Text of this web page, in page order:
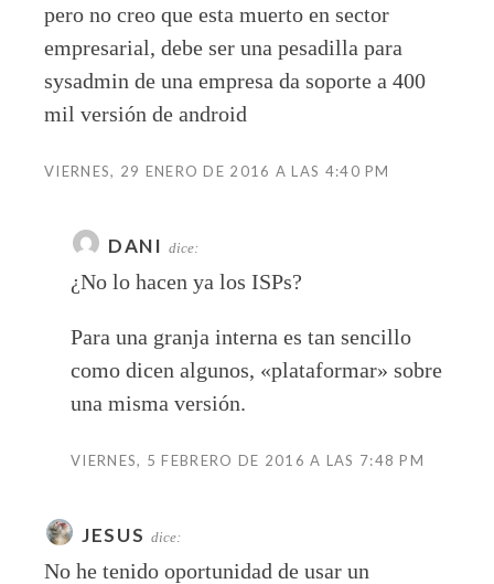
pero no creo que esta muerto en sector
empresarial, debe ser una pesadilla para
sysadmin de una empresa da soporte a 400
mil versión de android
VIERNES, 29 ENERO DE 2016 A LAS 4:40 PM
DANI dice:
¿No lo hacen ya los ISPs?
Para una granja interna es tan sencillo
como dicen algunos, «plataformar» sobre
una misma versión.
VIERNES, 5 FEBRERO DE 2016 A LAS 7:48 PM
JESUS dice:
No he tenido oportunidad de usar un